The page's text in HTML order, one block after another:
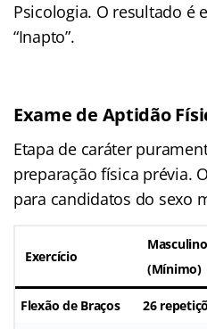
Psicologia. O resultado é
“Inapto”.
Exame de Aptidão
Etapa de caráter
preparação física prévia.
para candidatos do sexo
Exercício
Masculino
(Mínimo)
Flexão de Braços 26